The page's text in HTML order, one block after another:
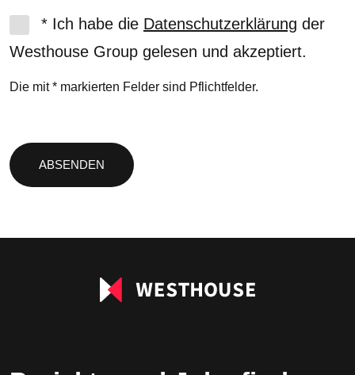
* Ich habe die Datenschutzerklärung der
Westhouse Group gelesen und akzeptiert.
Die mit * markierten Felder sind Pflichtfelder.
lasse
dieses
leer.